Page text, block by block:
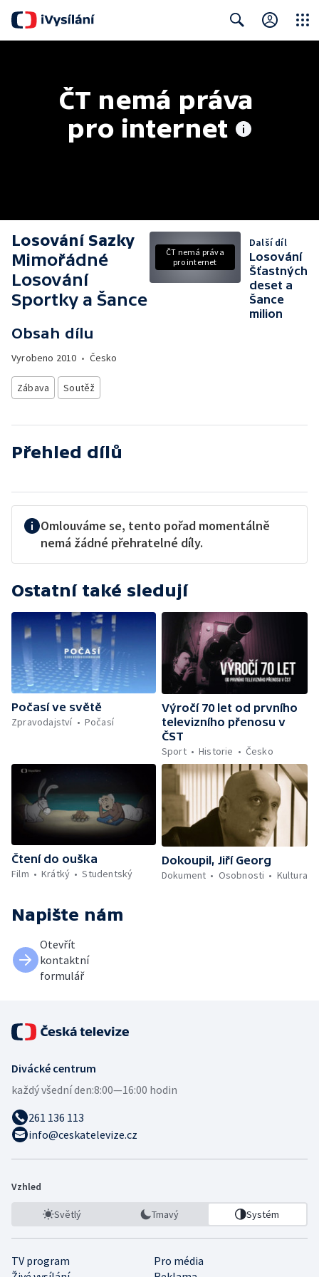
ČT nemá práva
pro internet
Losování Sazky
Mimořádné
Losování
Sportky a Šance
Obsah dílu
Vyrobeno 2010 • Česko
Zábava Soutěž
ČT nemá práva
pro internet
Další díl
Losování
Šťastných
deset a
Šance
milion
Přehled dílů
Omlouváme se, tento pořad momentálně
nemá žádné přehratelné díly.
Ostatní také sledují
Počasí ve světě
Zpravodajství
Počasí
Výročí 70 let od prvního
televizního přenosu v
ČST
Sport
Historie Česko
Čtení do ouška
Film
Krátký Studentský
Dokoupil, Jiří Georg
Dokument
Osobnosti Kultura
Napište nám
Otevřít
kontaktní
formulář
Divácké centrum
každý všední den:8:00—16:00 hodin
261 136 113
info@ceskatelevize.cz
Vzhled
Světlý Tmavý Systém
TV program
Pro média